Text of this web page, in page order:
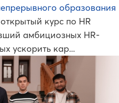
образования
курс по HR
амбициозных HR-
ускорить кар...